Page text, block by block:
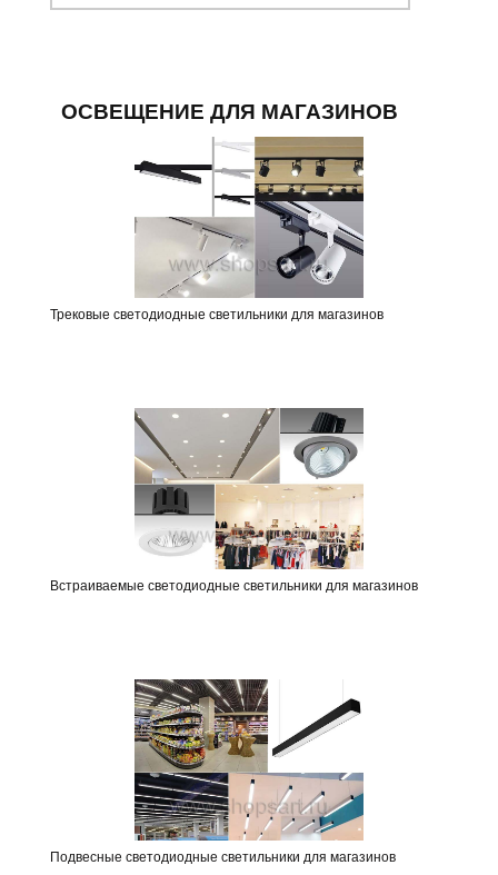
ОСВЕЩЕНИЕ ДЛЯ МАГАЗИНОВ
Трековые светодиодные светильники для магазинов
Встраиваемые светодиодные светильники для магазинов
Подвесные светодиодные светильники для магазинов